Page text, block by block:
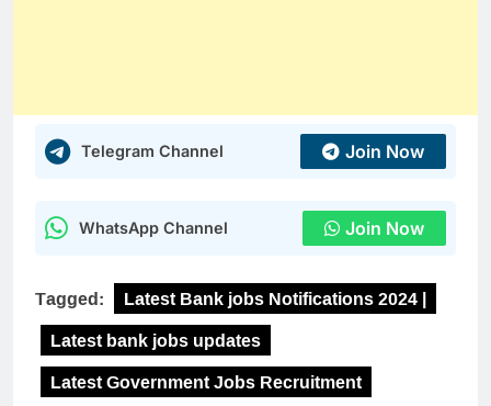
Telegram Channel Join Now
WhatsApp Channel Join Now
Tagged:
Latest Bank jobs Notifications 2024 |
Latest bank jobs updates
Latest Government Jobs Recruitment